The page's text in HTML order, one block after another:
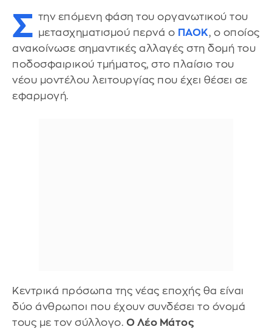
Σ την επόμενη φάση του οργανωτικού του
μετασχηματισμού περνά ο ΠΑΟΚ, ο οποίος
ανακοίνωσε σημαντικές αλλαγές στη δομή του
ποδοσφαιρικού τμήματος, στο πλαίσιο του
νέου μοντέλου λειτουργίας που έχει θέσει σε
εφαρμογή.
Κεντρικά πρόσωπα της νέας εποχής θα είναι
δύο άνθρωποι που έχουν συνδέσει το όνομά
τους με τον σύλλογο. Ο Λέο Μάτος